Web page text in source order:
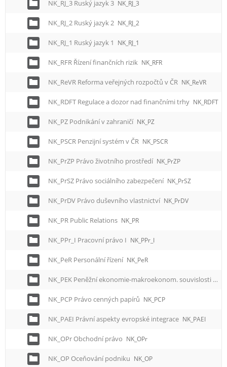
NK_RJ_3 Ruský jazyk 3 NK_RJ_3
NK_RJ_2 Ruský jazyk 2 NK_RJ_2
NK_RJ_1 Ruský jazyk 1 NK_RJ_1
NK_RFR Řízení finančních rizik NK_RFR
NK_ReVR Reforma veřejných rozpočtů v ČR NK_ReVR
NK_RDFT Regulace a dozor nad finančními trhy NK_RDFT
NK_PZ Podnikání v zahraničí NK_PZ
NK_PSCR Penzijní systém v ČR NK_PSCR
NK_PrZP Právo životního prostředí NK_PrZP
NK_PrSZ Právo sociálního zabezpečení NK_PrSZ
NK_PrDV Právo duševního vlastnictví NK_PrDV
NK_PR Public Relations NK_PR
NK_PPr_I Pracovní právo I NK_PPr_I
NK_PeR Personální řízení NK_PeR
NK_PEK Peněžní ekonomie-makroekonom. souvislosti
NK_PCP Právo cenných papírů NK_PCP
NK_PAEI Právní aspekty evropské integrace NK_PAEI
NK_OPr Obchodní právo NK_OPr
NK_OP Oceňování podniku NK_OP